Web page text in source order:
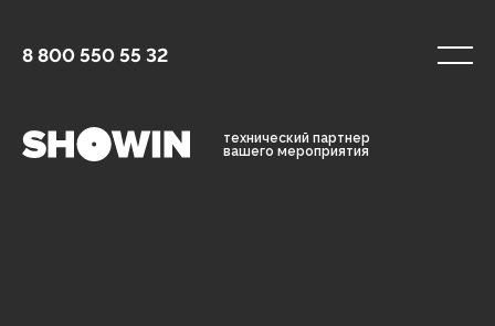
технический партнер
вашего мероприятия
8 800 550 55 32